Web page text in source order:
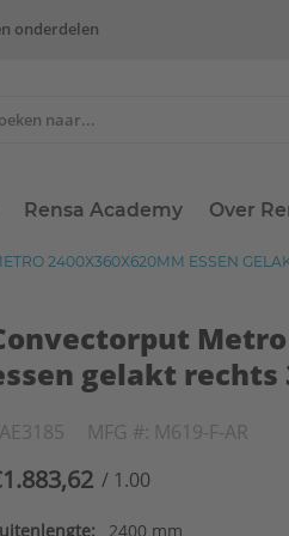
onderdelen
Rensa Academy Over
2400X360X620MM ESSEN
gelakt rechts
MFG #: M619-F-AR
/ 1.00
2400 mm